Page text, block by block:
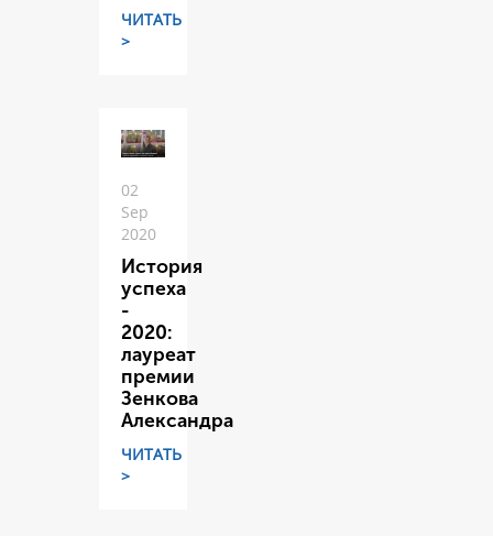
ЧИТАТЬ
>
02
Sep
2020
История
успеха
-
2020:
лауреат
премии
Зенкова
Александра
ЧИТАТЬ
>